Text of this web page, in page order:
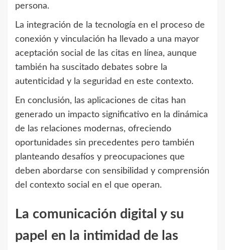
persona.
La integración de la tecnología en el proceso de
conexión y vinculación ha llevado a una mayor
aceptación social de las citas en línea, aunque
también ha suscitado debates sobre la
autenticidad y la seguridad en este contexto.
En conclusión, las aplicaciones de citas han
generado un impacto significativo en la dinámica
de las relaciones modernas, ofreciendo
oportunidades sin precedentes pero también
planteando desafíos y preocupaciones que
deben abordarse con sensibilidad y comprensión
del contexto social en el que operan.
La comunicación digital y su
papel en la intimidad de las